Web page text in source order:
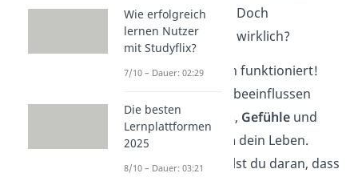
Realität formst
. Doch
funktioniert das wirklich?
Ja, Manifestieren funktioniert!
Denn jeden Tag beeinflussen
deineGedanken , Gefühle und
Entscheidungen dein Leben.
Vielleicht zweifelst du daran, dass
Wie erfolgreich
lernen Nutzer
mit Studyflix?
7/10 – Dauer: 02:29
Die besten
Lernplattformen
2025
8/10 – Dauer: 03:21